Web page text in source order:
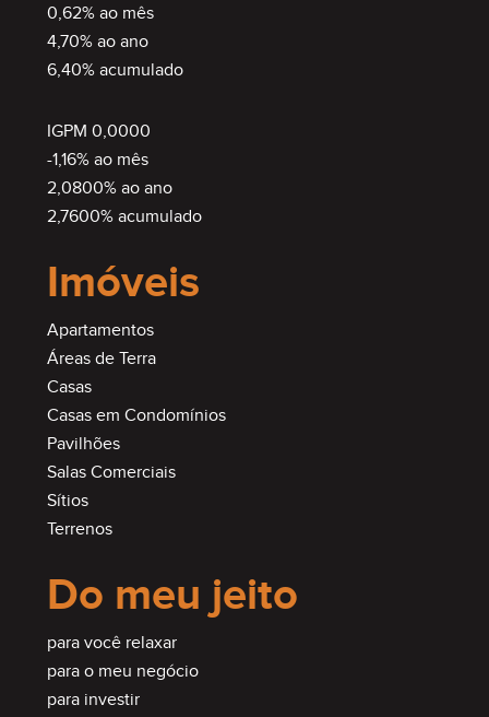
0,62% ao mês
4,70% ao ano
6,40% acumulado
IGPM 0,0000
-1,16% ao mês
2,0800% ao ano
2,7600% acumulado
Imóveis
Apartamentos
Áreas de Terra
Casas
Casas em Condomínios
Pavilhões
Salas Comerciais
Sítios
Terrenos
Do meu jeito
para você relaxar
para o meu negócio
para investir